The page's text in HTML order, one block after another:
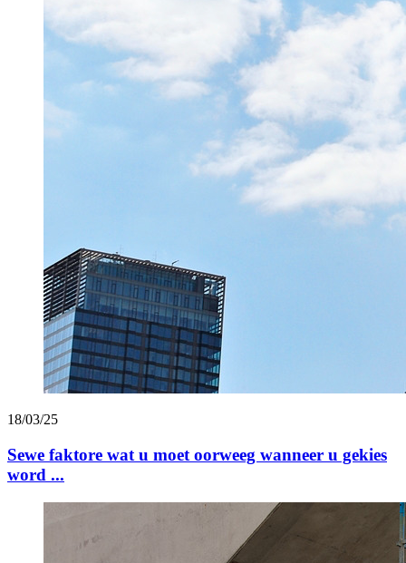
18/03/25
Sewe faktore wat u moet oorweeg wanneer u gekies
word ...